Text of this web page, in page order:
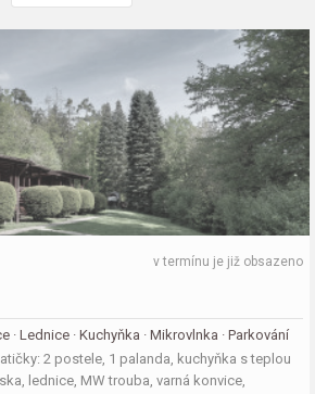
v termínu je již obsazeno
· Lednice · Kuchyňka · Mikrovlnka · Parkování
2 postele, 1 palanda, kuchyňka s teplou
lednice, MW trouba, varná konvice,